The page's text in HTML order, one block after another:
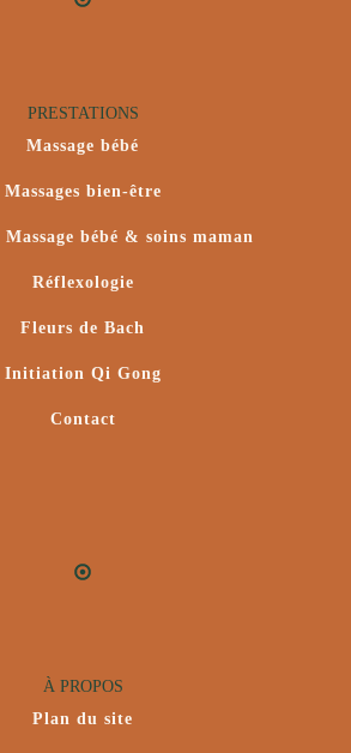
PRESTATIONS
Massage bébé
Massages bien-être
bébé & soins maman
Réflexologie
Fleurs de Bach
Initiation Qi Gong
Contact
À PROPOS
Plan du site